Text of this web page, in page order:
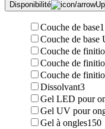
Disponibilité
Couche de base1
Couche de base
Couche de
Couche de
Couche de
Dissolvant3
Gel LED pour
Gel UV pour
Gel à ongles150